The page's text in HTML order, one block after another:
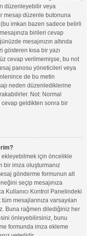
düzenleyebilir veya
mesajı düzenle butonuna
imkan bazen sadece belirli
birileri cevap
mesajınızın altında
kısa bir yazı
cevap verilmemişse, bu not
panosu yöneticileri veya
de bu metin
neden düzenlediklerine
Not: Normal
cevap geldikten sonra bir
ekleyebilmek için öncelikle
bir imza oluşturmanız
gönderme formunun alt
seçip mesajınıza
Kullanıcı Kontrol Panelindeki
mesajlarınıza varsayılan
Buna rağmen dilediğiniz her
önleyebilirsiniz, bunu
formunda imza ekleme